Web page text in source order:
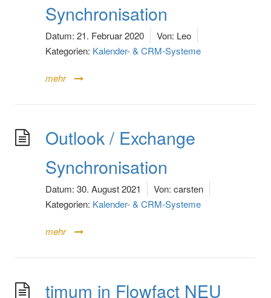
Synchronisation
Datum: 21. Februar 2020 Von: Leo
Kategorien: Kalender- & CRM-Systeme
mehr
Outlook / Exchange
Synchronisation
Datum: 30. August 2021 Von: carsten
Kategorien: Kalender- & CRM-Systeme
mehr
timum in Flowfact NEU